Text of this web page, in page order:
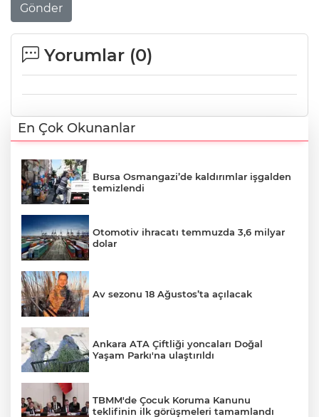
Gönder
Yorumlar (0)
En Çok Okunanlar
Bursa Osmangazi’de kaldırımlar işgalden
temizlendi
Otomotiv ihracatı temmuzda 3,6 milyar
dolar
Av sezonu 18 Ağustos’ta açılacak
Ankara ATA Çiftliği yoncaları Doğal
Yaşam Parkı'na ulaştırıldı
TBMM'de Çocuk Koruma Kanunu
teklifinin ilk görüşmeleri tamamlandı